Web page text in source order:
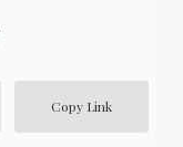
Copy Link